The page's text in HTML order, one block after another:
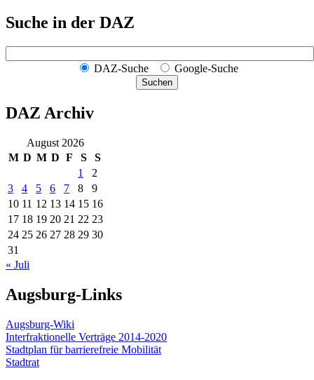
Suche in der DAZ
DAZ-Suche Google-Suche
Suchen
DAZ Archiv
August 2026
M D M D F S
S
1
2
3
4 5 6 7 8
9
10 11 12 13 14 15 16
17 18 19 20 21 22 23
24 25 26 27 28 29 30
31
« Juli
Augsburg-Links
Augsburg-Wiki
Interfraktionelle Verträge 2014-2020
Stadtplan für barrierefreie Mobilität
Stadtrat